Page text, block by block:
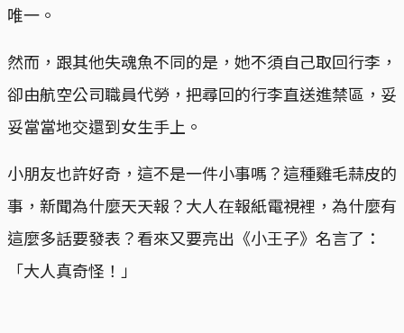
唯一。
然而，跟其他失魂魚不同的是，她不須自己取回行李，
卻由航空公司職員代勞，把尋回的行李直送進禁區，妥
妥當當地交還到女生手上。
小朋友也許好奇，這不是一件小事嗎？這種雞毛蒜皮的
事，新聞為什麼天天報？大人在報紙電視裡，為什麼有
這麼多話要發表？看來又要亮出《小王子》名言了：
「大人真奇怪！」